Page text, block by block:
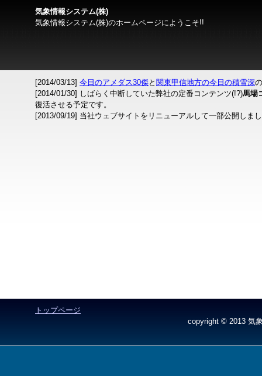
気象情報システム(株)
気象情報システム(株)のホームページにようこそ!!
[2014/03/13] 今日のアメダス30傑と 関東甲信地方の今日の積雪深
[2014/01/30] しばらく中断していた弊社の定番コンテンツ(!?)馬場
復活させる予定です。
[2013/09/19] 当社ウェブサイトをリニューアルして一部公開しま
トップページ
copyright © 2013 気